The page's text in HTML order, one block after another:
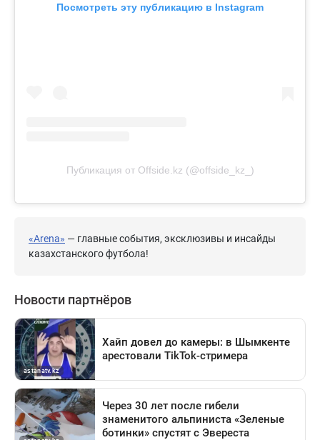
Посмотреть эту публикацию в Instagram
Публикация от Offside.kz (@offside_kz_)
«Arena» — главные события, эксклюзивы и инсайды
казахстанского футбола!